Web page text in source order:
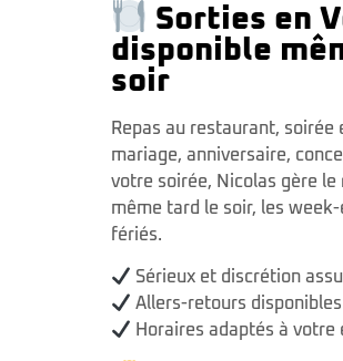
Sorties en
disponible
soir
Repas au restaurant, soirée
mariage, anniversaire,
votre soirée, Nicolas gère le
même tard le soir, les
fériés.
Sérieux et discrétion
Allers-retours disponibles
Horaires adaptés à votre